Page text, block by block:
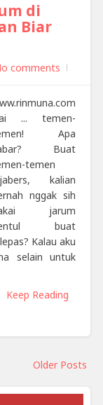
di
Biar
comments
... temen-
Apa
Buat
temen
kalian
nggak sih
jarum
buat
Kalau aku
selain untuk
Keep Reading
Older Posts